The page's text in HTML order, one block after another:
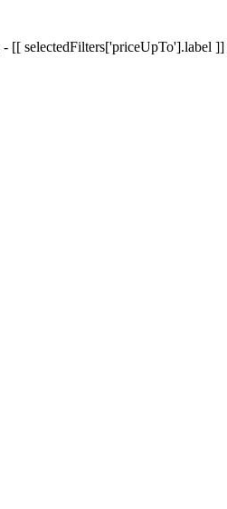
- [[ selectedFilters['priceUpTo'].label ]]